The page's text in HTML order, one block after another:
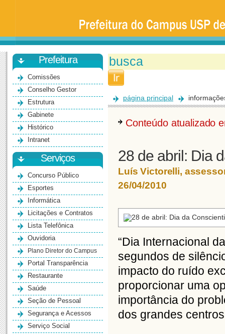
Universidade
São
Paulo
-
BauruPrefeitura
Comissões
Conselho Gestor
Estrutura
Gabinete
Histórico
Intranet
Serviços
Concurso Público
Esportes
Informática
Licitações e Contratos
Lista Telefônica
Ouvidoria
Plano Diretor do Campus
Portal Transparência
Restaurante
Saúde
Seção de Pessoal
Segurança e Acessos
Serviço Social
página principal
Conteúdo atualizado
28 de abril: Dia
Luís Victorelli,
26/04/2010
“Dia Internacional
segundos de
impacto do ruído
proporcionar uma
importância do
dos grandes